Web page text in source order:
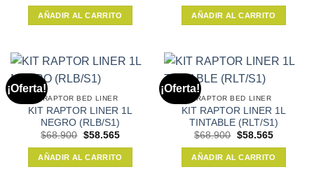
original
era:
actual
es:
AÑADIR AL CARRITO
original
era:
actual
es:
AÑADIR AL CARRITO
¡Oferta!
RAPTOR BED LINER
KIT RAPTOR LINER 1L
NEGRO (RLB/S1)
$68.900 El
original
era:
$58.565El
actual
es:
AÑADIR AL CARRITO
¡Oferta!
RAPTOR BED LINER
KIT RAPTOR LINER 1L
TINTABLE (RLT/S1)
$68.900 El
original
era:
$58.565El
actual
es:
AÑADIR AL CARRITO